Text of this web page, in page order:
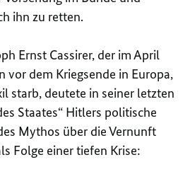
ihn zu retten.
Ernst Cassirer, der im April
vor dem Kriegsende in Europa,
starb, deutete in seiner letzten
Staates“ Hitlers politische
Mythos über die Vernunft
Folge einer tiefen Krise: